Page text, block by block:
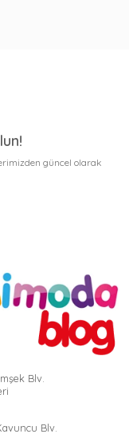
güncel olarak
Blv.
Blv.